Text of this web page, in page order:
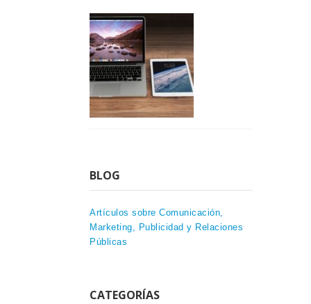
BLOG
Artículos sobre Comunicación,
Marketing, Publicidad y Relaciones
Públicas
CATEGORÍAS